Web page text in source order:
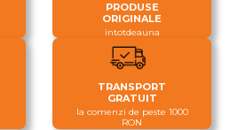
PRODUSE
ORIGINALE
intotdeauna
TRANSPORT
GRATUIT
la comenzi de peste 1000
RON